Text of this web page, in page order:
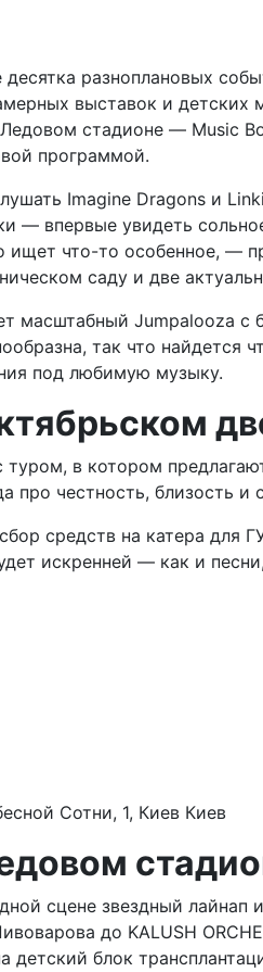
разноплановых
выставок и детских
стадионе — Music
программой.
Imagine Dragons и
— впервые увидеть
ищет что-то особенное, —
саду и две
масштабный Jumpalooza с
так что найдется
под любимую музыку.
в котором
про честность, близость и
средств на катера
искренней — как и
Сотни, 1, Киев Киев
сцене звездный лайнап
до KALUSH
блок